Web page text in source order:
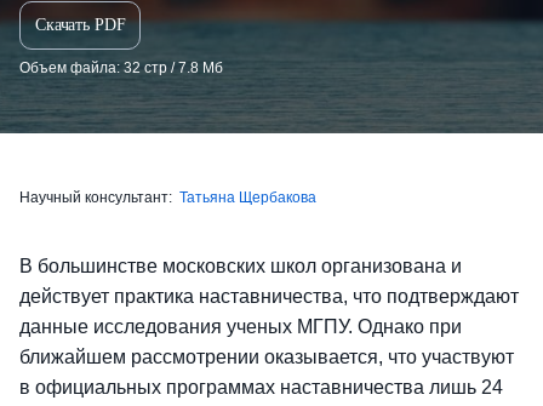
Скачать PDF
Объем файла: 32 стр / 7.8 Мб
Научный консультант: Татьяна Щербакова
В большинстве московских школ организована и
действует практика наставничества, что подтверждают
данные исследования ученых МГПУ. Однако при
ближайшем рассмотрении оказывается, что участвуют
в официальных программах наставничества лишь 24